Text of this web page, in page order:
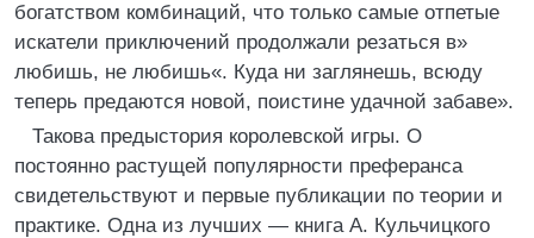
богатством комбинаций, что только самые отпетые
искатели приключений продолжали резаться в»
любишь, не любишь«. Куда ни заглянешь, всюду
теперь предаются новой, поистине удачной забаве».
Такова предыстория королевской игры. О
постоянно растущей популярности преферанса
свидетельствуют и первые публикации по теории и
практике. Одна из лучших — книга А. Кульчицкого